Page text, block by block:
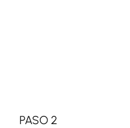
PASO 2